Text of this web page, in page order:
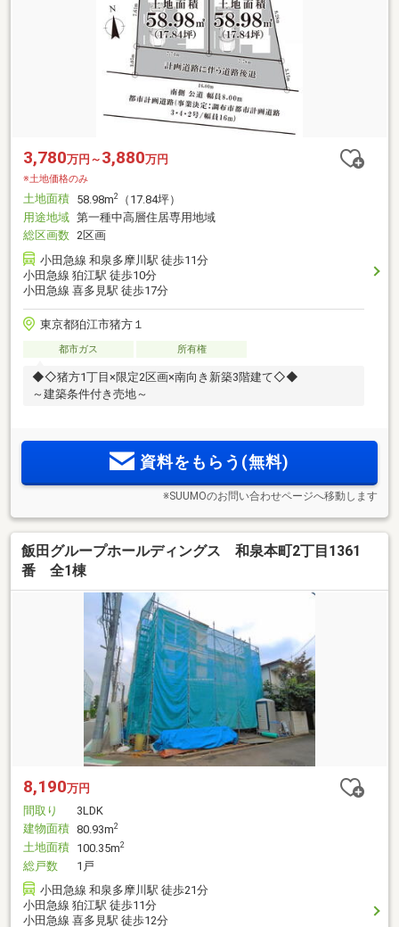
3,780万円～ 3,880万円
※土地価格のみ
土地面積 58.98m2
（17.84坪）
用途地域 第一種中高層住居専用地域
総区画数 2区画
小田急線 和泉多摩川駅 徒歩11分
小田急線 狛江駅 徒歩10分
小田急線 喜多見駅 徒歩17分
東京都狛江市猪方１
都市ガス 所有権
◆◇猪方1丁目×限定2区画×南向き新築3階建て◇◆
～建築条件付き売地～
資料をもらう(無料)
※SUUMOのお問い合わせページへ移動します
飯田グループホールディングス 和泉本町2丁目1361
番 全1棟
8,190万円
間取り
3LDK
建物面積 80.93m2
土地面積 100.35m2
総戸数
1戸
小田急線 和泉多摩川駅 徒歩21分
小田急線 狛江駅 徒歩11分
小田急線 喜多見駅 徒歩12分